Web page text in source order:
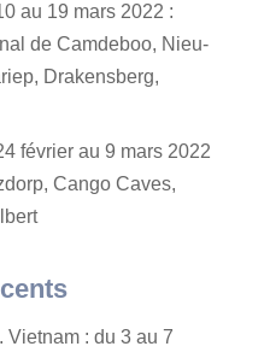
au 19 mars 2022 :
de Camdeboo, Nieu-
Drakensberg,
février au 9 mars 2022
Cango Caves,
Vietnam : du 3 au 7